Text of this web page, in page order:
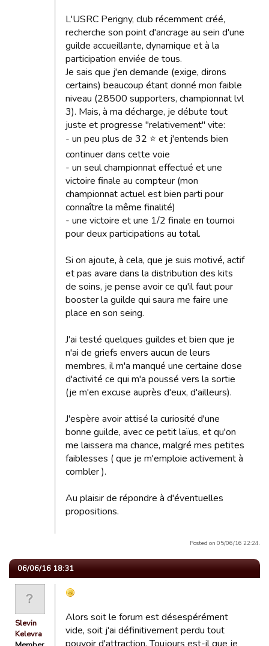
L'USRC Perigny, club récemment créé,
recherche son point d'ancrage au sein d'une
guilde accueillante, dynamique et à la
participation enviée de tous.
Je sais que j'en demande (exige, dirons
certains) beaucoup étant donné mon faible
niveau (28500 supporters, championnat lvl
3). Mais, à ma décharge, je débute tout
juste et progresse "relativement" vite:
- un peu plus de 32 ⭐️ et j'entends bien
continuer dans cette voie
- un seul championnat effectué et une
victoire finale au compteur (mon
championnat actuel est bien parti pour
connaître la même finalité)
- une victoire et une 1/2 finale en tournoi
pour deux participations au total.
Si on ajoute, à cela, que je suis motivé, actif
et pas avare dans la distribution des kits
de soins, je pense avoir ce qu'il faut pour
booster la guilde qui saura me faire une
place en son seing.
J'ai testé quelques guildes et bien que je
n'ai de griefs envers aucun de leurs
membres, il m'a manqué une certaine dose
d'activité ce qui m'a poussé vers la sortie
(je m'en excuse auprès d'eux, d'ailleurs).
J'espère avoir attisé la curiosité d'une
bonne guilde, avec ce petit laïus, et qu'on
me laissera ma chance, malgré mes petites
faiblesses ( que je m'emploie activement à
combler ).
Au plaisir de répondre à d'éventuelles
propositions.
Posted on 05/06/16 22:24.
06/06/16 18:31
Slevin
Kelevra
Alors soit le forum est désespérément
vide, soit j'ai définitivement perdu tout